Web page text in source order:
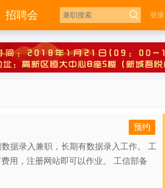
招聘会 登录
据录入兼职，长期有数据录入工作。 工
用，注册网站即可以作业。 工信部备
预约